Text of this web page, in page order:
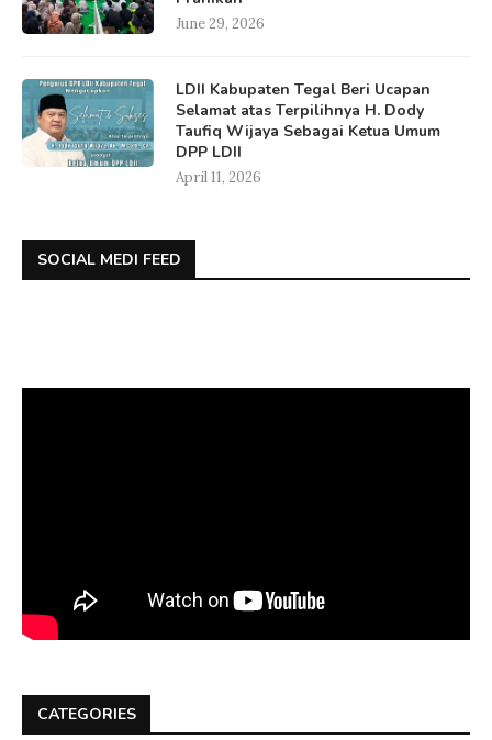
June 29, 2026
LDII Kabupaten Tegal Beri Ucapan
Selamat atas Terpilihnya H. Dody
Taufiq Wijaya Sebagai Ketua Umum
DPP LDII
April 11, 2026
SOCIAL MEDI FEED
CATEGORIES